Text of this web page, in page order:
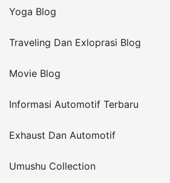
Yoga Blog
Traveling Dan Exloprasi Blog
Movie Blog
Informasi Automotif Terbaru
Exhaust Dan Automotif
Umushu Collection